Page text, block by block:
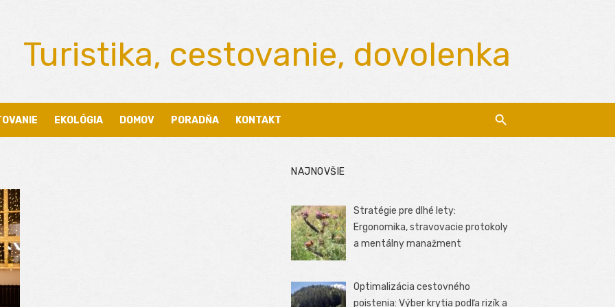
Turistika, cestovanie, dovolenka
EKOLÓGIA DOMOV PORADŇA KONTAKT
NAJNOVŠIE
Stratégie pre dlhé lety:
Ergonomika, stravovacie protokoly
a mentálny manažment
Optimalizácia cestovného
poistenia: Výber krytia podľa rizík a